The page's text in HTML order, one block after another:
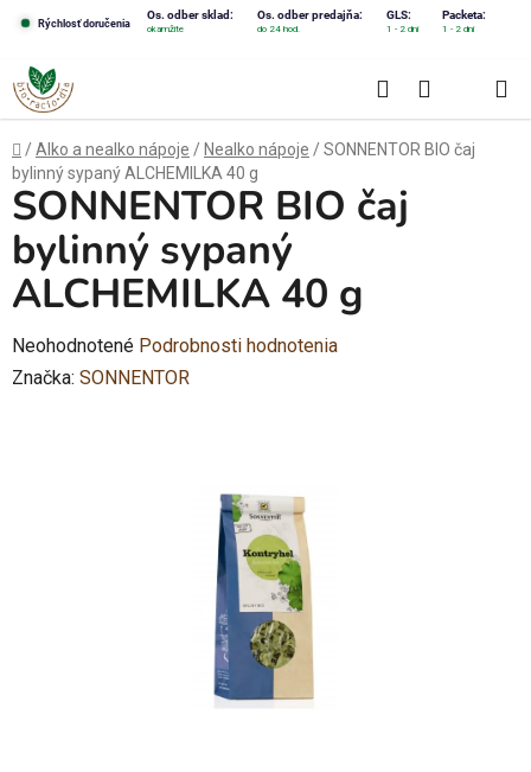
obsah
Rýchlosť doručenia
Os. odber sklad: Os. odber predajňa: GLS: Packeta:
okamžite do 24 hod. 1 - 2 dni 1 - 2 dni
Hľadať
KOŠÍK
Domov
/Alko a nealko nápoje / Nealko nápoje /SONNENTOR BIO čaj
bylinný sypaný ALCHEMILKA 40 g
SONNENTOR BIO čaj
bylinný sypaný
ALCHEMILKA 40 g
Priemerné
hodnotenie
Neohodnotené Podrobnosti hodnotenia
Značka: SONNENTOR